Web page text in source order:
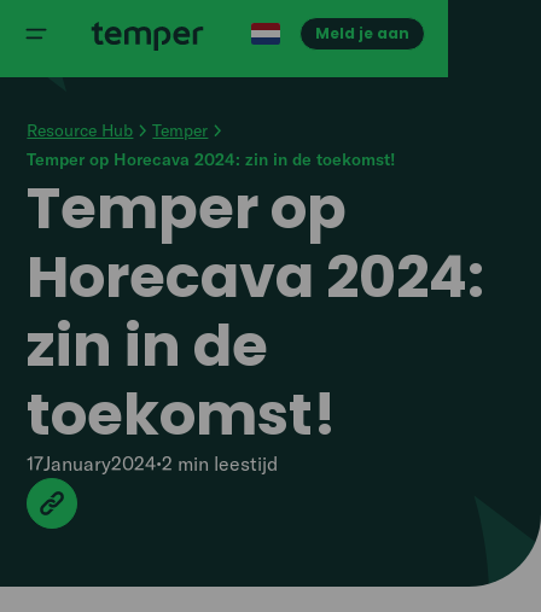
Meld je aan
Resource Hub
Temper
Temper op Horecava 2024: zin in de toekomst!
Temper op
Horecava 2024:
zin in de
toekomst!
17January2024•2 min leestijd